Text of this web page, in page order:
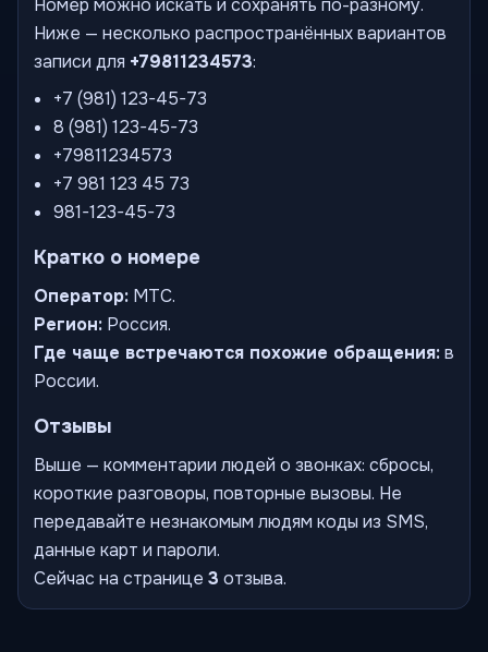
Номер можно искать и сохранять по-разному.
Ниже — несколько распространённых вариантов
записи для +79811234573:
+7 (981) 123-45-73
8 (981) 123-45-73
+79811234573
+7 981 123 45 73
981-123-45-73
Кратко о номере
Оператор: МТС.
Регион: Россия.
Где чаще встречаются похожие обращения:в
России.
Отзывы
Выше — комментарии людей о звонках: сбросы,
короткие разговоры, повторные вызовы. Не
передавайте незнакомым людям коды из SMS,
данные карт и пароли.
Сейчас на странице 3 отзыва.